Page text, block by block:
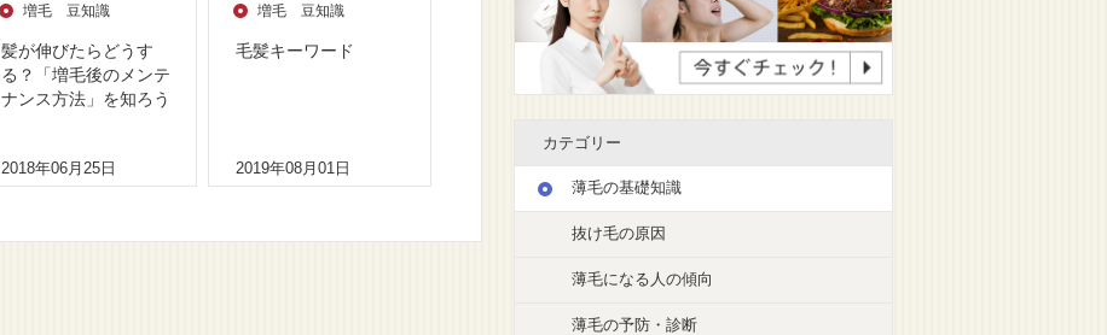
増毛 豆知識
髪が伸びたらどうす
る？「増毛後のメンテ
ナンス方法」を知ろう
2018年06月25日
増毛 豆知識
毛髪キーワード
2019年08月01日
カテゴリー
薄毛の基礎知識
抜け毛の原因
薄毛になる人の傾向
薄毛の予防・診断